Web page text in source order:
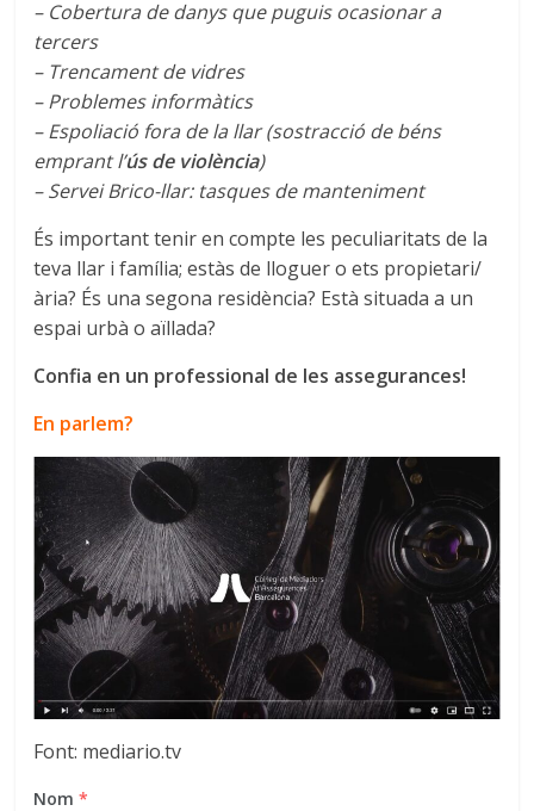
– Cobertura de danys que puguis ocasionar a
tercers
– Trencament de vidres
– Problemes informàtics
– Espoliació fora de la llar (sostracció de béns
emprant l’ús de violència)
– Servei Brico-llar: tasques de manteniment
És important tenir en compte les peculiaritats de la
teva llar i família; estàs de lloguer o ets propietari/
ària? És una segona residència? Està situada a un
espai urbà o aïllada?
Confia en un professional de les assegurances!
En parlem?
Font: mediario.tv
Nom *